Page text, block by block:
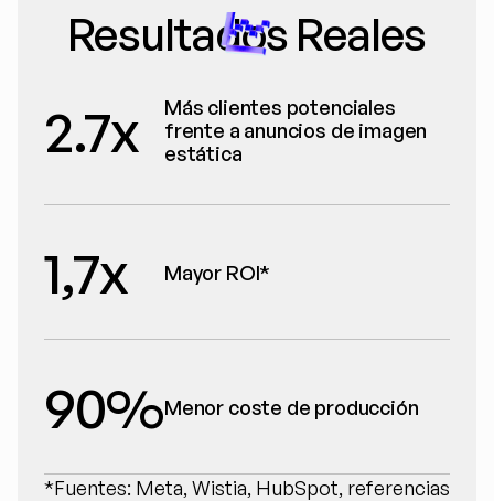
Resultados Reales
2.7x
Más clientes potenciales
frente a anuncios de imagen
estática
1,7x Mayor ROI*
90%Menor coste de producción
*Fuentes: Meta, Wistia, HubSpot, referencias